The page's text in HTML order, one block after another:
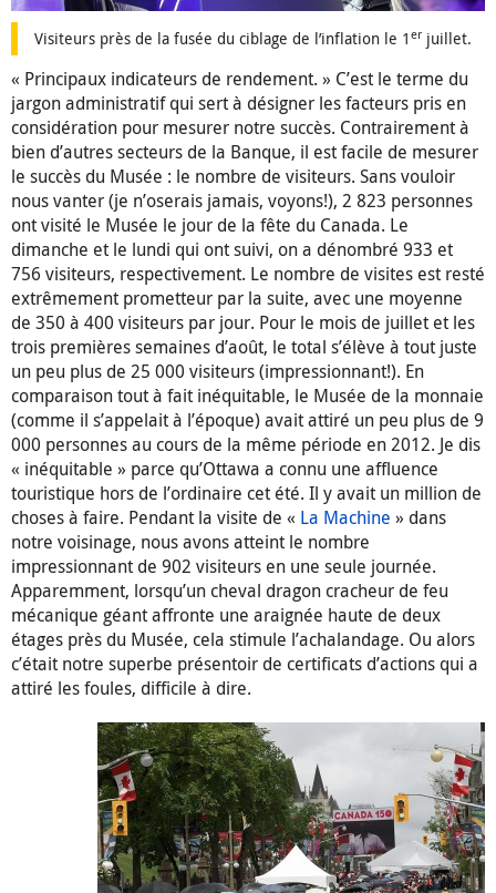
Visiteurs près de la fusée du ciblage de l’inflation le 1 er juillet.
« Principaux indicateurs de rendement. » C’est le terme du
jargon administratif qui sert à désigner les facteurs pris en
considération pour mesurer notre succès. Contrairement à
bien d’autres secteurs de la Banque, il est facile de mesurer
le succès du Musée : le nombre de visiteurs. Sans vouloir
nous vanter (je n’oserais jamais, voyons!), 2 823 personnes
ont visité le Musée le jour de la fête du Canada. Le
dimanche et le lundi qui ont suivi, on a dénombré 933 et
756 visiteurs, respectivement. Le nombre de visites est resté
extrêmement prometteur par la suite, avec une moyenne
de 350 à 400 visiteurs par jour. Pour le mois de juillet et les
trois premières semaines d’août, le total s’élève à tout juste
un peu plus de 25 000 visiteurs (impressionnant!). En
comparaison tout à fait inéquitable, le Musée de la monnaie
(comme il s’appelait à l’époque) avait attiré un peu plus de 9
000 personnes au cours de la même période en 2012. Je dis
« inéquitable » parce qu’Ottawa a connu une affluence
touristique hors de l’ordinaire cet été. Il y avait un million de
choses à faire. Pendant la visite de « La Machine » dans
notre voisinage, nous avons atteint le nombre
impressionnant de 902 visiteurs en une seule journée.
Apparemment, lorsqu’un cheval dragon cracheur de feu
mécanique géant affronte une araignée haute de deux
étages près du Musée, cela stimule l’achalandage. Ou alors
c’était notre superbe présentoir de certificats d’actions qui a
attiré les foules, difficile à dire.